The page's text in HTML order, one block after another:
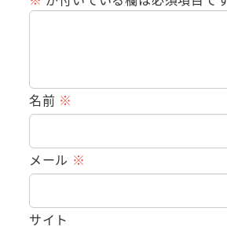
名前 ※
メール ※
サイト